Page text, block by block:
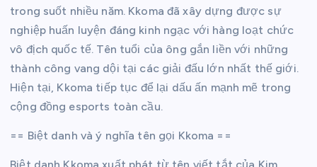
trong suốt nhiều năm. Kkoma đã xây dựng được sự
nghiệp huấn luyện đáng kinh ngạc với hàng loạt chức
vô địch quốc tế. Tên tuổi của ông gắn liền với những
thành công vang dội tại các giải đấu lớn nhất thế giới.
Hiện tại, Kkoma tiếp tục để lại dấu ấn mạnh mẽ trong
cộng đồng esports toàn cầu.
== Biệt danh và ý nghĩa tên gọi Kkoma ==